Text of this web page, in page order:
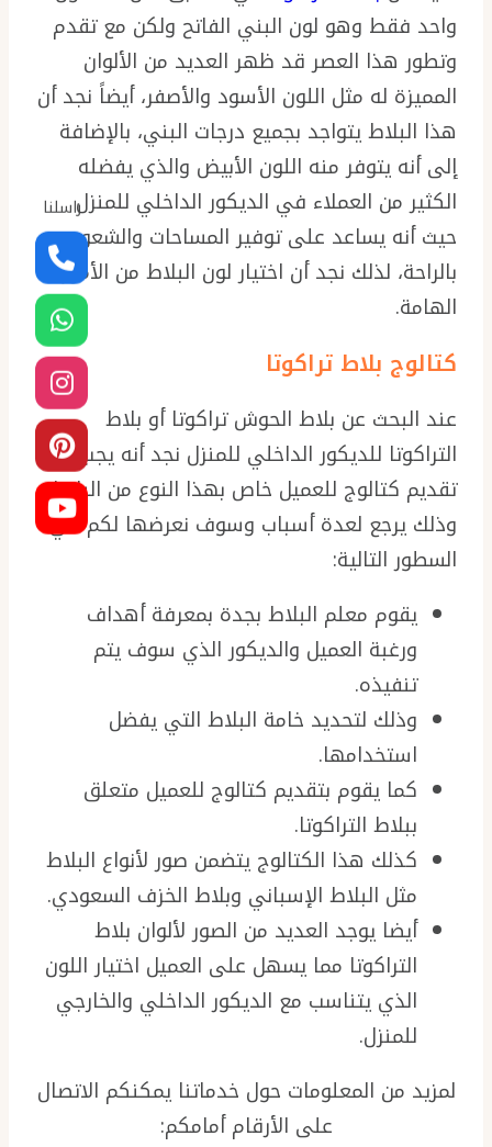
واحد فقط وهو لون البني الفاتح ولكن مع تقدم
وتطور هذا العصر قد ظهر العديد من الألوان
المميزة له مثل اللون الأسود والأصفر، أيضاً نجد أن
هذا البلاط يتواجد بجميع درجات البني، بالإضافة
إلى أنه يتوفر منه اللون الأبيض والذي يفضله
الكثير من العملاء في الديكور الداخلي للمنزل
حيث أنه يساعد على توفير المساحات والشعور
بالراحة، لذلك نجد أن اختيار لون البلاط من الأمور
الهامة.
كتالوج بلاط تراكوتا
عند البحث عن بلاط الحوش تراكوتا أو بلاط
التراكوتا للديكور الداخلي للمنزل نجد أنه يجب
تقديم كتالوج للعميل خاص بهذا النوع من البلاط
وذلك يرجع لعدة أسباب وسوف نعرضها لكم في
السطور التالية:
يقوم معلم البلاط بجدة بمعرفة أهداف
ورغبة العميل والديكور الذي سوف يتم
تنفيذه.
وذلك لتحديد خامة البلاط التي يفضل
استخدامها.
كما يقوم بتقديم كتالوج للعميل متعلق
ببلاط التراكوتا.
كذلك هذا الكتالوج يتضمن صور لأنواع البلاط
مثل البلاط الإسباني وبلاط الخزف السعودي.
أيضا يوجد العديد من الصور لألوان بلاط
التراكوتا مما يسهل على العميل اختيار اللون
الذي يتناسب مع الديكور الداخلي والخارجي
للمنزل.
لمزيد من المعلومات حول خدماتنا يمكنكم الاتصال
على الأرقام أمامكم:
راسلنا